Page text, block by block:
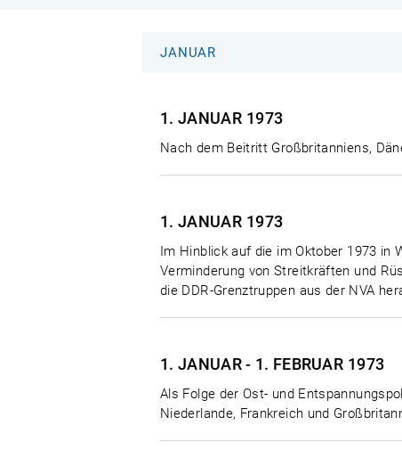
JANUAR
1. JANUAR 1973
Nach dem Beitritt Großbritanniens,
1. JANUAR 1973
Im Hinblick auf die im Oktober 1973 in
Verminderung von Streitkräften und
die DDR-Grenztruppen aus der NVA
1. JANUAR - 1. FEBRUAR 1973
Als Folge der Ost- und
Niederlande, Frankreich und